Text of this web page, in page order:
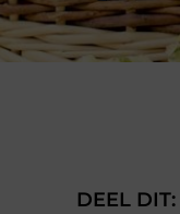
DEEL DIT: